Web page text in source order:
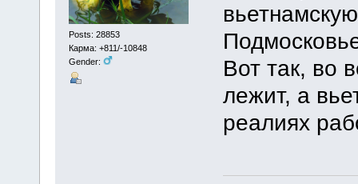
Posts: 28853
Карма: +811/-10848
Gender:
Вот так, во
лежит, а
реалиях